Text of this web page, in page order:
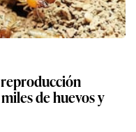
de huevos y